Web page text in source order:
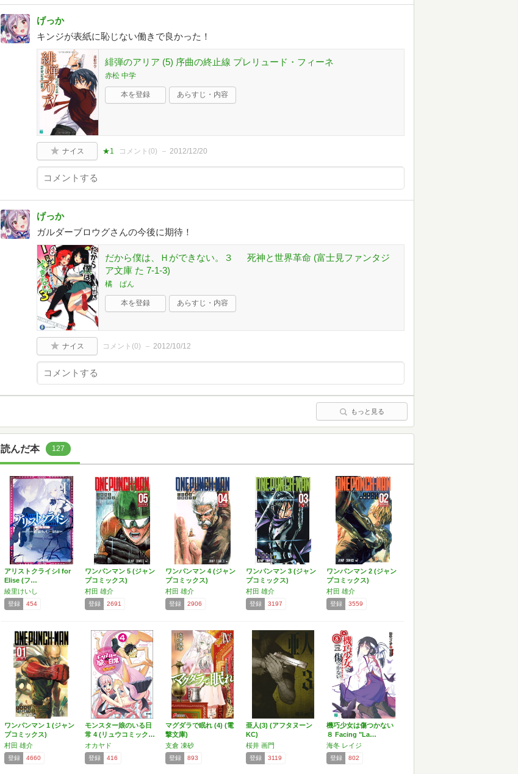
げっか
キンジが表紙に恥じない働きで良かった！
緋弾のアリア (5) 序曲の終止線 プレリュード・フィーネ
赤松 中学
本を登録 あらすじ・内容
ナイス ★1 コメント(0) 2012/12/20
げっか
ガルダーブロウグさんの今後に期待！
だから僕は、Ｈができない。３ 死神と世界革命 (富士見ファンタジ
ア文庫 た 7-1-3)
橘 ぱん
本を登録 あらすじ・内容
ナイス コメント(0) 2012/10/12
もっと見る
読んだ本 127
アリストクライシI for
Elise (フ…
綾里けいし
登録 454
ワンパンマン 5 (ジャン
プコミックス)
村田 雄介
登録 2691
ワンパンマン 4 (ジャン
プコミックス)
村田 雄介
登録 2906
ワンパンマン 3 (ジャン
プコミックス)
村田 雄介
登録 3197
ワンパンマン 2 (ジャン
プコミックス)
村田 雄介
登録 3559
ワンパンマン 1 (ジャン
プコミックス)
村田 雄介
登録 4660
モンスター娘のいる日
常 4 (リュウコミック…
オカヤド
登録 416
マグダラで眠れ (4) (電
撃文庫)
支倉 凍砂
登録 893
亜人(3) (アフタヌーン
KC)
桜井 画門
登録 3119
機巧少女は傷つかない
８ Facing "La…
海冬 レイジ
登録 802